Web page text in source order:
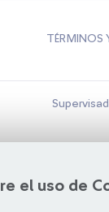
el uso de
TÉRMINOS